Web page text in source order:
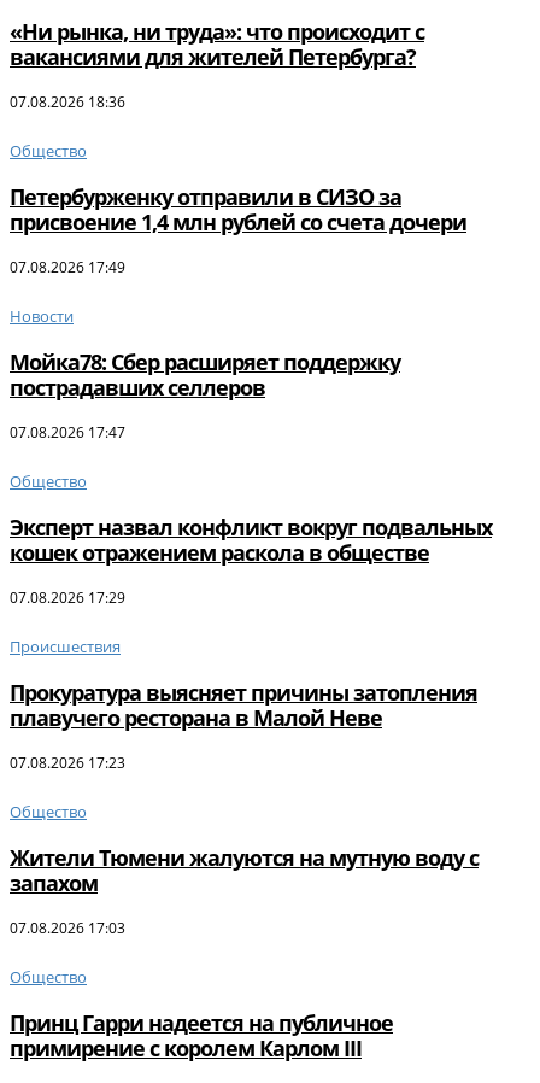
«Ни рынка, ни труда»: что происходит с
вакансиями для жителей Петербурга?
07.08.2026 18:36
Общество
Петербурженку отправили в СИЗО за
присвоение 1,4 млн рублей со счета дочери
07.08.2026 17:49
Новости
Мойка78: Сбер расширяет поддержку
пострадавших селлеров
07.08.2026 17:47
Общество
Эксперт назвал конфликт вокруг подвальных
кошек отражением раскола в обществе
07.08.2026 17:29
Происшествия
Прокуратура выясняет причины затопления
плавучего ресторана в Малой Неве
07.08.2026 17:23
Общество
Жители Тюмени жалуются на мутную воду с
запахом
07.08.2026 17:03
Общество
Принц Гарри надеется на публичное
примирение с королем Карлом III